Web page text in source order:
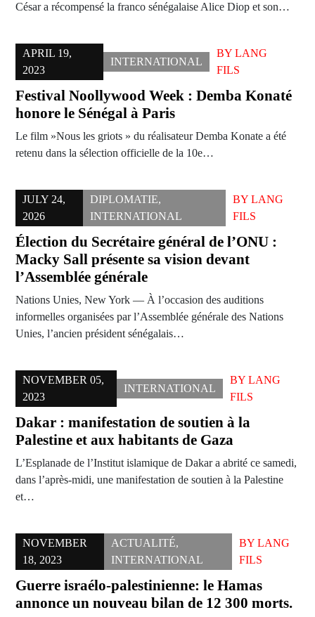
César a récompensé la franco sénégalaise Alice Diop et son…
APRIL 19,
2023
INTERNATIONAL
BYLANG
FILS
Festival Noollywood Week : Demba Konaté
honore le Sénégal à Paris
Le film »Nous les griots » du réalisateur Demba Konate a été
retenu dans la sélection officielle de la 10e…
JULY 24,
2026
DIPLOMATIE,
INTERNATIONAL
BYLANG
FILS
Élection du Secrétaire général de l’ONU :
Macky Sall présente sa vision devant
l’Assemblée générale
Nations Unies, New York — À l’occasion des auditions
informelles organisées par l’Assemblée générale des Nations
Unies, l’ancien président sénégalais…
NOVEMBER 05,
2023
INTERNATIONAL
BYLANG
FILS
Dakar : manifestation de soutien à la
Palestine et aux habitants de Gaza
L’Esplanade de l’Institut islamique de Dakar a abrité ce samedi,
dans l’après-midi, une manifestation de soutien à la Palestine
et…
NOVEMBER
18, 2023
ACTUALITÉ,
INTERNATIONAL
BY LANG
FILS
Guerre israélo-palestinienne: le Hamas
annonce un nouveau bilan de 12 300 morts.